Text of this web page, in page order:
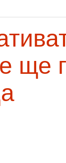
ще